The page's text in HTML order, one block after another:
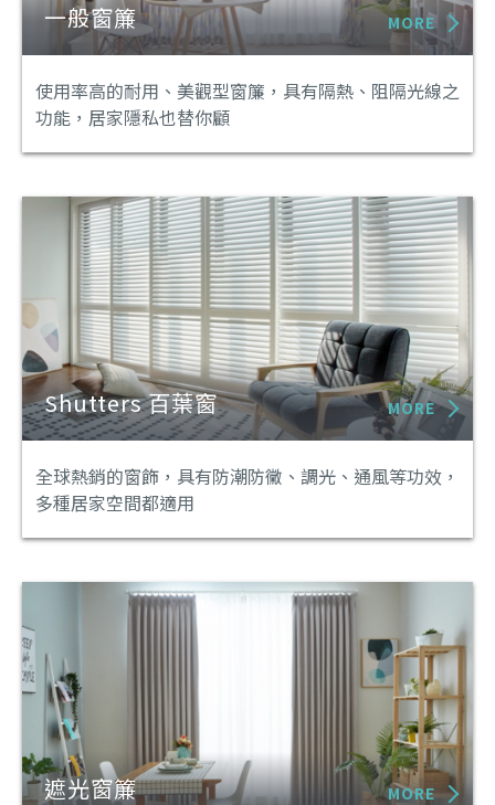
一般窗簾 MORE
使用率高的耐用、美觀型窗簾，具有隔熱、阻隔光線之
功能，居家隱私也替你顧
Shutters 百葉窗 MORE
全球熱銷的窗飾，具有防潮防黴、調光、通風等功效，
多種居家空間都適用
遮光窗簾 MORE